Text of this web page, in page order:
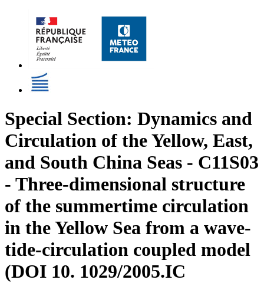
Special Section: Dynamics and
Circulation of the Yellow, East,
and South China Seas - C11S03
- Three-dimensional structure
of the summertime circulation
in the Yellow Sea from a wave-
tide-circulation coupled model
(DOI 10. 1029/2005.IC